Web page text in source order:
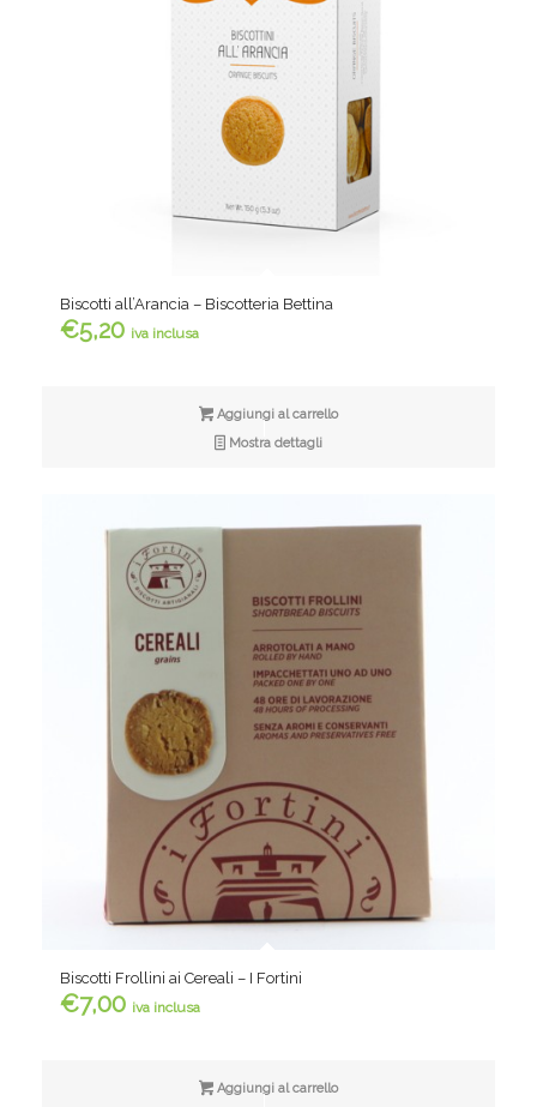
Biscotti all’Arancia – Biscotteria Bettina
€5,20 iva inclusa
Aggiungi al carrello
Mostra dettagli
Biscotti Frollini ai Cereali – I Fortini
€7,00 iva inclusa
Aggiungi al carrello